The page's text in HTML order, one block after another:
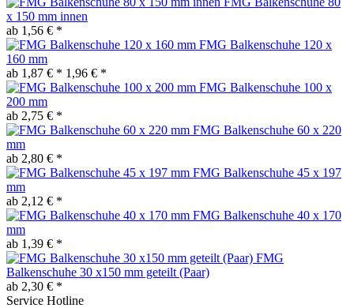
x 150 mm innen
ab 1,56 € *
FMG Balkenschuhe 120 x
160 mm
ab 1,87 € * 1,96 € *
FMG Balkenschuhe 100 x
200 mm
ab 2,75 € *
FMG Balkenschuhe 60 x 220
mm
ab 2,80 € *
FMG Balkenschuhe 45 x 197
mm
ab 2,12 € *
FMG Balkenschuhe 40 x 170
mm
ab 1,39 € *
FMG
Balkenschuhe 30 x150 mm geteilt (Paar)
ab 2,30 € *
Service Hotline